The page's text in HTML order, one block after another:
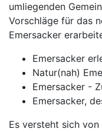
umliegenden
Vorschläge für das
Emersacker
Emersacker
Natur(nah)
Emersacker -
Emersacker,
Es versteht sich